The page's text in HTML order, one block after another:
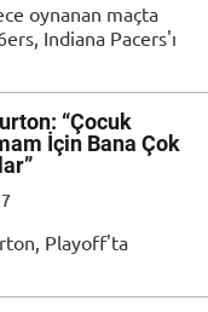
oynanan maçta
Indiana Pacers'ı
“Çocuk
İçin Bana Çok
Playoff'ta